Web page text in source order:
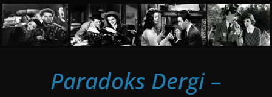
Skip
to
content
Paradoks Dergi –